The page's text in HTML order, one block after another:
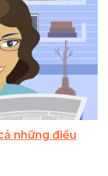
những điều